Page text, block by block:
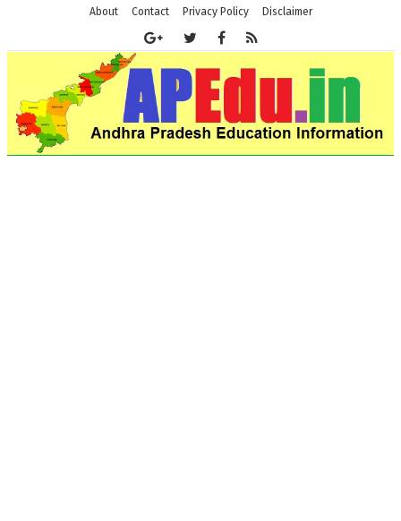
About Contact Privacy Policy Disclaimer